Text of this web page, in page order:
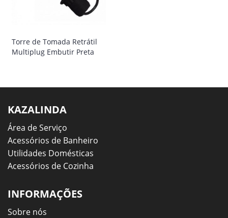
Torre de Tomada Retrátil
Multiplug Embutir Preta
KAZALINDA
Área de Serviço
Acessórios de Banheiro
Utilidades Domésticas
Acessórios de Cozinha
INFORMAÇÕES
Sobre nós